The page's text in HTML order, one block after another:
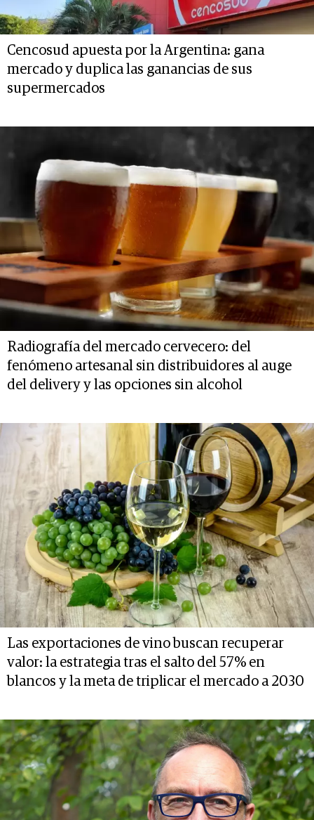
Cencosud apuesta por la Argentina: gana
mercado y duplica las ganancias de sus
supermercados
Radiografía del mercado cervecero: del
fenómeno artesanal sin distribuidores al auge
del delivery y las opciones sin alcohol
Las exportaciones de vino buscan recuperar
valor: la estrategia tras el salto del 57% en
blancos y la meta de triplicar el mercado a 2030